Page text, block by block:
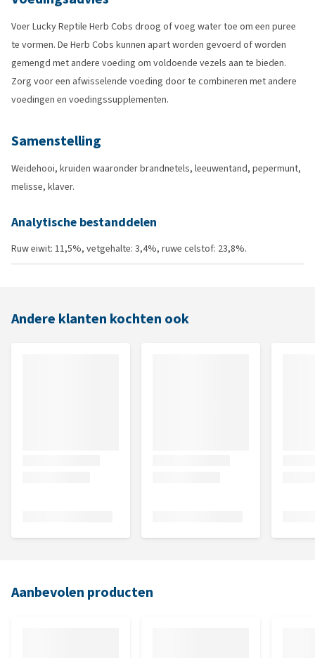
Voer Lucky Reptile Herb Cobs droog of voeg water toe om een puree
te vormen. De Herb Cobs kunnen apart worden gevoerd of worden
gemengd met andere voeding om voldoende vezels aan te bieden.
Zorg voor een afwisselende voeding door te combineren met andere
voedingen en voedingssupplementen.
Samenstelling
Weidehooi, kruiden waaronder brandnetels, leeuwentand, pepermunt,
melisse, klaver.
Analytische bestanddelen
Ruw eiwit: 11,5%, vetgehalte: 3,4%, ruwe celstof: 23,8%.
Andere klanten kochten ook
Aanbevolen producten